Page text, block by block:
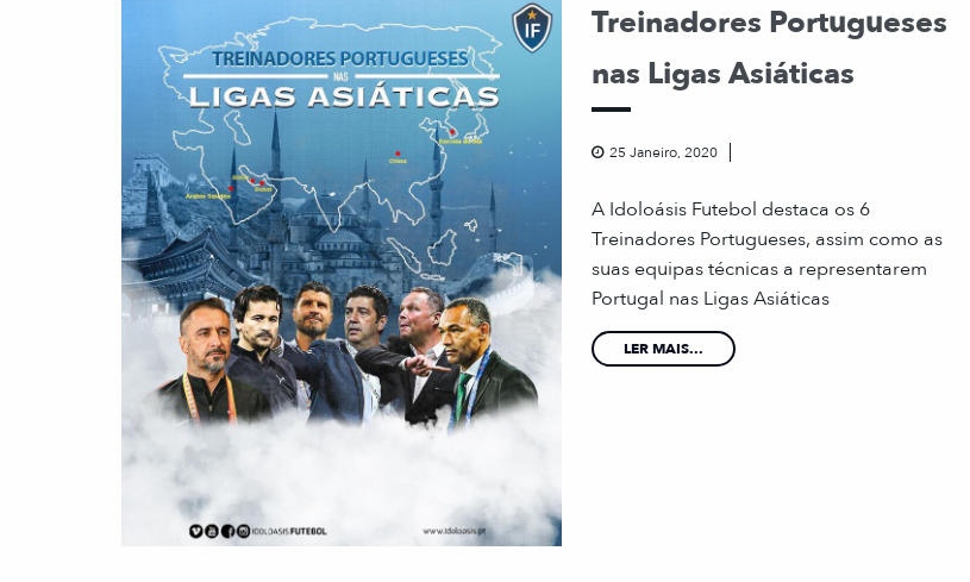
Treinadores Portugueses
nas Ligas Asiáticas
25 Janeiro, 2020
A Idoloásis Futebol destaca os 6
Treinadores Portugueses, assim como as
suas equipas técnicas a representarem
Portugal nas Ligas Asiáticas
LER MAIS...